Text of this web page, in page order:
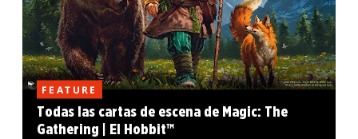
FEATURE
Todas las cartas de escena de Magic: The
Gathering | El Hobbit™